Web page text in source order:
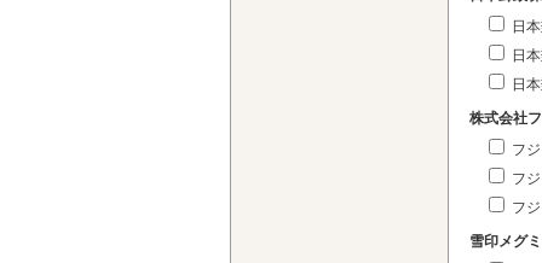
日
日
日
株式会社
フ
フ
フ
雪印メグ